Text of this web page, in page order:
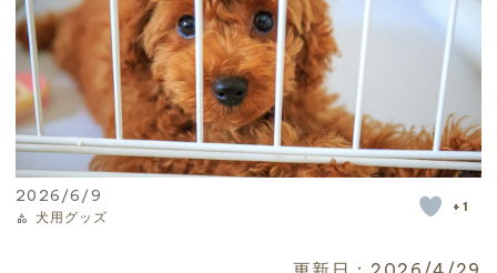
2026/6/9
犬用グッズ
+1